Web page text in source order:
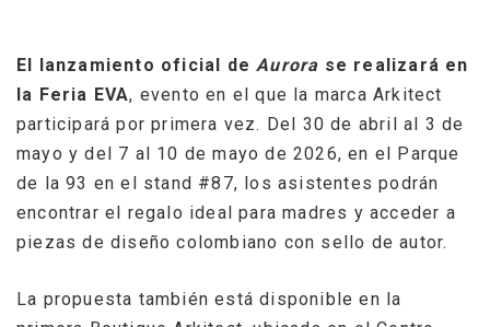
El lanzamiento oficial deAurora se realizará en
la Feria EVA, evento en el que la marca Arkitect
participará por primera vez. Del 30 de abril al 3 de
mayo y del 7 al 10 de mayo de 2026, en el Parque
de la 93 en el stand #87, los asistentes podrán
encontrar el regalo ideal para madres y acceder a
piezas de diseño colombiano con sello de autor.
La propuesta también está disponible en la